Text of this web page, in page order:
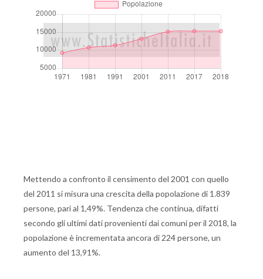
Mettendo a confronto il censimento del 2001 con quello
del 2011 si misura una crescita della popolazione di 1.839
persone, pari al 1,49%. Tendenza che continua, difatti
secondo gli ultimi dati provenienti dai comuni per il 2018, la
popolazione è incrementata ancora di 224 persone, un
aumento del 13,91%.